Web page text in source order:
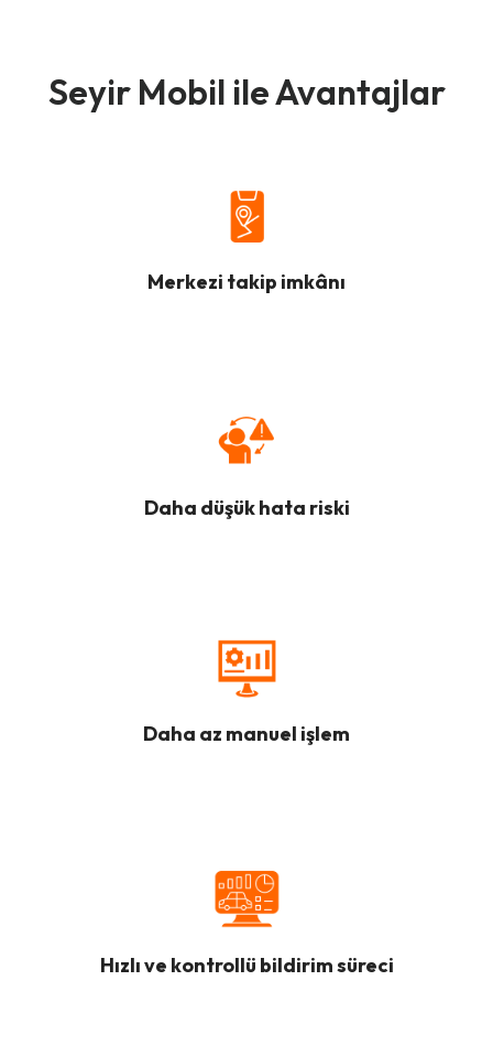
Seyir Mobil ile Avantajlar
Daha az manuel işlem
Daha düşük hata riski
Merkezi takip imkânı
Hızlı ve kontrollü bildirim süreci